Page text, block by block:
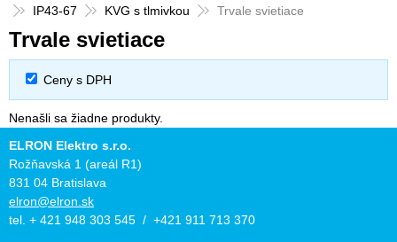
IP43-67
KVG s tlmivkou Trvale svietiace
Trvale svietiace
Ceny s DPH
Nenašli sa žiadne produkty.
ELRON Elektro s.r.o.
Rožňavská 1 (areál R1)
831 04 Bratislava
elron@elron.sk
tel. + 421 948 303 545 / +421 911 713 370